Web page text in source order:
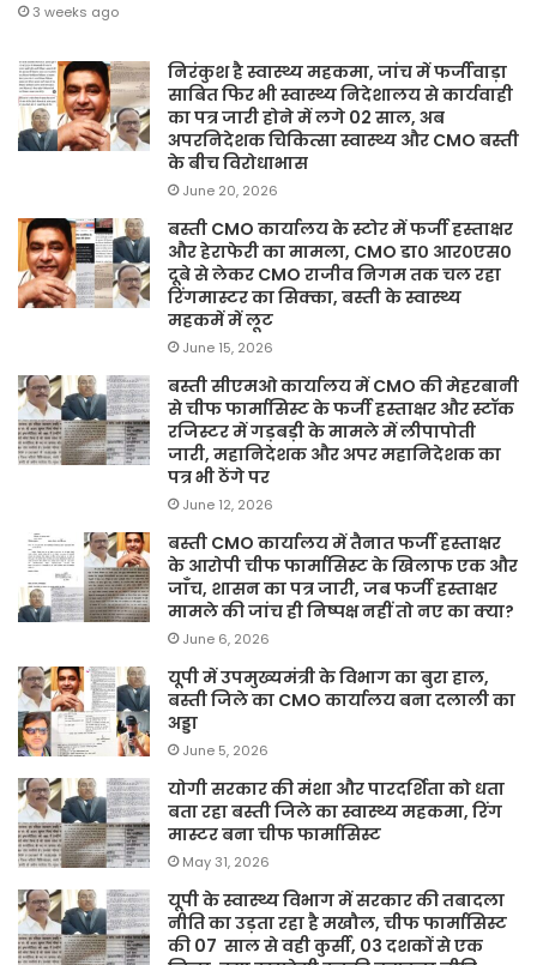
3 weeks ago
निरंकुश है स्वास्थ्य महकमा, जांच में फर्जीवाड़ा
साबित फिर भी स्वास्थ्य निदेशालय से कार्यवाही
का पत्र जारी होने में लगे 02 साल, अब
अपरनिदेशक चिकित्सा स्वास्थ्य और CMO बस्ती
के बीच विरोधाभास
June 20, 2026
बस्ती CMO कार्यालय के स्टोर में फर्जी हस्ताक्षर
और हेराफेरी का मामला, CMO डा० आर०एस०
दूबे से लेकर CMO राजीव निगम तक चल रहा
रिंगमास्टर का सिक्का, बस्ती के स्वास्थ्य
महकमें में लूट
June 15, 2026
बस्ती सीएमओ कार्यालय में CMO की मेहरबानी
से चीफ फार्मासिस्ट के फर्जी हस्ताक्षर और स्टॉक
रजिस्टर में गड़बड़ी के मामले में लीपापोती
जारी, महानिदेशक और अपर महानिदेशक का
पत्र भी ठेंगे पर
June 12, 2026
बस्ती CMO कार्यालय में तैनात फर्जी हस्ताक्षर
के आरोपी चीफ फार्मासिस्ट के खिलाफ एक और
जाँच, शासन का पत्र जारी, जब फर्जी हस्ताक्षर
मामले की जांच ही निष्पक्ष नहीं तो नए का क्या?
June 6, 2026
यूपी में उपमुख्यमंत्री के विभाग का बुरा हाल,
बस्ती जिले का CMO कार्यालय बना दलाली का
अड्डा
June 5, 2026
योगी सरकार की मंशा और पारदर्शिता को धता
बता रहा बस्ती जिले का स्वास्थ्य महकमा, रिंग
मास्टर बना चीफ फार्मासिस्ट
May 31, 2026
यूपी के स्वास्थ्य विभाग में सरकार की तबादला
नीति का उड़ता रहा है मखौल, चीफ फार्मासिस्ट
की 07 साल से वही कुर्सी, 03 दशकों से एक